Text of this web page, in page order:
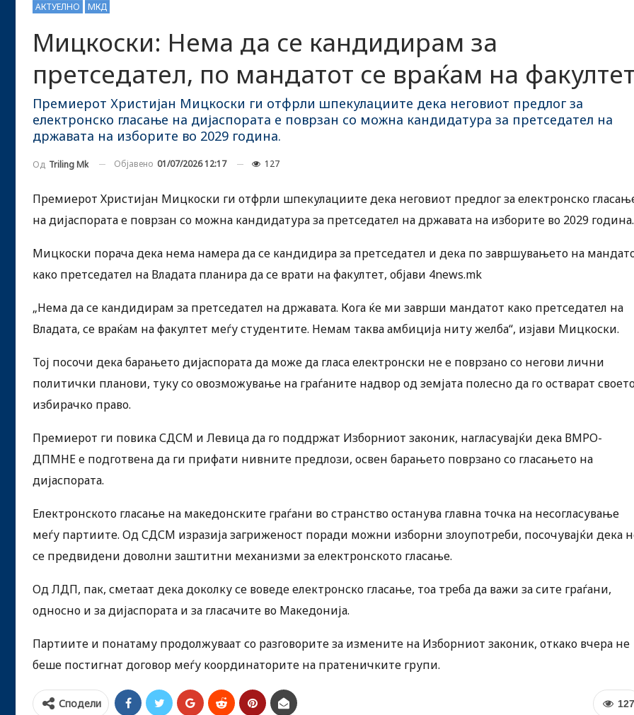
АКТУЕЛНО МКД
Мицкоски: Нема да се кандидирам за
претседател, по мандатот се враќам на
Премиерот Христијан Мицкоски ги отфрли шпекулациите дека неговиот предлог за
електронско гласање на дијаспората е поврзан со можна кандидатура за претседател на
државата на изборите во 2029 година.
Од Triling Mk Објавено 01/07/2026 12:17 127
Премиерот Христијан Мицкоски ги отфрли шпекулациите дека неговиот предлог за електронско
на дијаспората е поврзан со можна кандидатура за претседател на државата на изборите во 2029 година.
Мицкоски порача дека нема намера да се кандидира за претседател и дека по завршувањето на
како претседател на Владата планира да се врати на факултет, објави 4news.mk
„Нема да се кандидирам за претседател на државата. Кога ќе ми заврши мандатот како претседател на
Владата, се враќам на факултет меѓу студентите. Немам таква амбиција ниту желба“, изјави Мицкоски.
Тој посочи дека барањето дијаспората да може да гласа електронски не е поврзано со негови лични
политички планови, туку со овозможување на граѓаните надвор од земјата полесно да го остварат
избирачко право.
Премиерот ги повика СДСМ и Левица да го поддржат Изборниот законик, нагласувајќи дека ВМРО-
ДПМНЕ е подготвена да ги прифати нивните предлози, освен барањето поврзано со гласањето на
дијаспората.
Електронското гласање на македонските граѓани во странство останува главна точка на несогласување
меѓу партиите. Од СДСМ изразија загриженост поради можни изборни злоупотреби, посочувајќи дека
се предвидени доволни заштитни механизми за електронското гласање.
Од ЛДП, пак, сметаат дека доколку се воведе електронско гласање, тоа треба да важи за сите граѓани,
односно и за дијаспората и за гласачите во Македонија.
Партиите и понатаму продолжуваат со разговорите за измените на Изборниот законик, откако вчера не
беше постигнат договор меѓу координаторите на пратеничките групи.
127
Сподели